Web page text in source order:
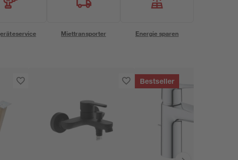
Miettransporter Energie sparen
Bestseller